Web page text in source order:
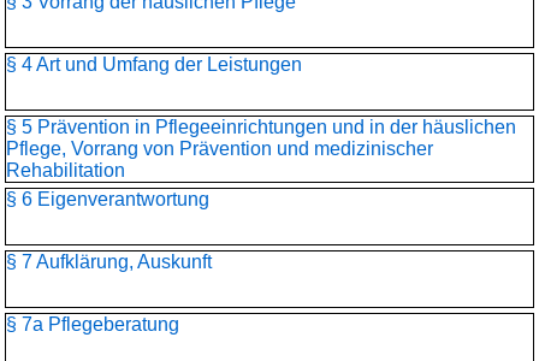
§ 4 Art und Umfang der Leistungen
§ 5 Prävention in Pflegeeinrichtungen und in der häuslichen
Pflege, Vorrang von Prävention und medizinischer
Rehabilitation
§ 6 Eigenverantwortung
§ 7 Aufklärung, Auskunft
§ 7a Pflegeberatung